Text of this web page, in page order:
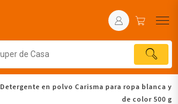
Detergente en polvo Carisma para ropa blanca y
de color 500 g